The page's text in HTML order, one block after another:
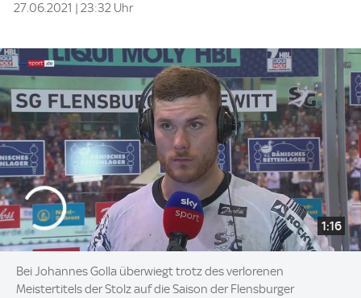
27.06.2021 | 23:32 Uhr
1:16
Bei Johannes Golla überwiegt trotz des verlorenen
Meistertitels der Stolz auf die Saison der Flensburger